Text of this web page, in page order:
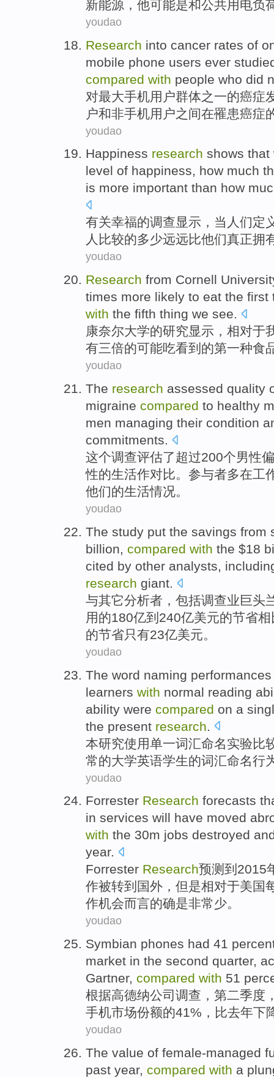
新能源 ，他可能是和公共用电负
youdao
Research into cancer rates of
mobile phone users ever
compared with people who did
对最大手机用户群体之一的癌症
户和非手机用户之间在罹患癌症
youdao
Happiness research shows that
level of happiness, how much
is more important than how
有关幸福的调查显示 ， 当 人们定
人 比较的多少远远比他们真正拥
youdao
Research from Cornell
times more likely to eat the first
with the fifth thing we see.
康奈尔大学的研究显示 ， 相对于
有三倍的可能吃看到的第一种食
youdao
The research assessed quality
migraine compared to healthy
men managing their condition
commitments.
这个调查评估了超过200个男性
性的生活作对比。 参与者多在工
他们的生活情况。
youdao
The study put the savings from
billion, compared with the $18
cited by other analysts,
research giant.
与其它分析者 ， 包括调查业巨头
用的180亿到 240亿美元的节省相
的节省只有23亿美元。
youdao
The word naming
learners with normal reading
ability were compared on a
the present research
本研究使用单一词汇命名实验比
常的大学英语学生的词汇命名行
youdao
Forrester Research forecasts
in services will have moved
with the 30m jobs destroyed
year.
Forrester Research预测 到 2015
作被转到 国外 ， 但是相对于美国
作机会而言的确是非常少。
youdao
Symbian phones had 41
market in the second quarter,
Gartner, compared with 51
根据高德纳公司调查， 第二季度
手机市场份额的41%， 比去年下
youdao
The value of female-managed
past year, compared with a